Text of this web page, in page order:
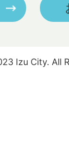
Izu City. All